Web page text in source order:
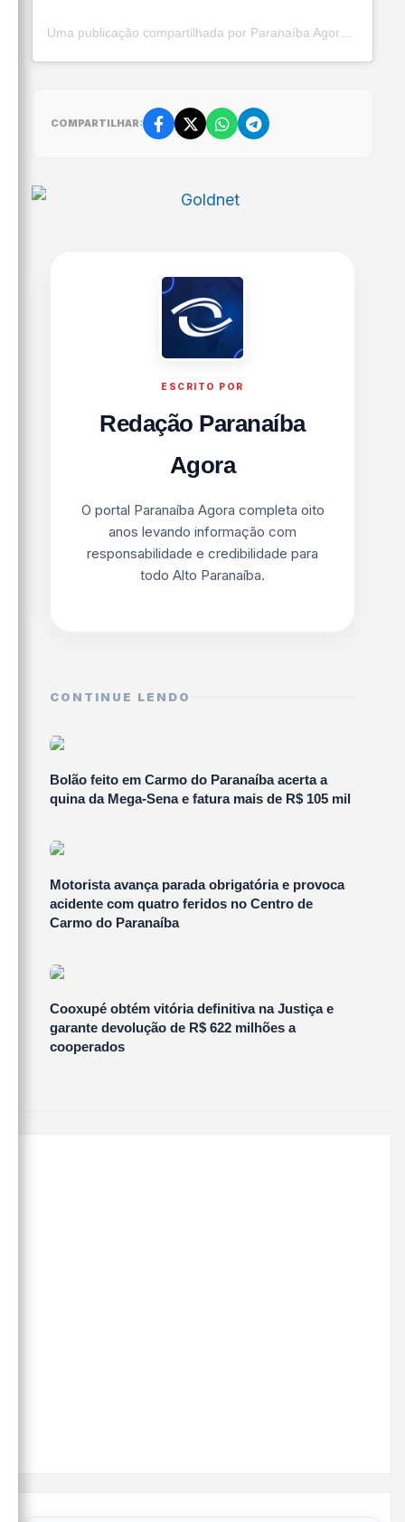
Uma publicação compartilhada por Paranaíba Agora (@paranaibaagora)
COMPARTILHAR:
ESCRITO POR
Redação Paranaíba
Agora
O portal Paranaíba Agora completa oito
anos levando informação com
responsabilidade e credibilidade para
todo Alto Paranaíba.
CONTINUE LENDO
Bolão feito em Carmo do Paranaíba acerta a
quina da Mega-Sena e fatura mais de R$ 105 mil
Motorista avança parada obrigatória e provoca
acidente com quatro feridos no Centro de
Carmo do Paranaíba
Cooxupé obtém vitória definitiva na Justiça e
garante devolução de R$ 622 milhões a
cooperados